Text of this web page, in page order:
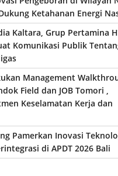
Ketahanan Energi
Kaltara, Grup Pertamina
Komunikasi Publik
Management
Field dan JOB Tomori ,
Keselamatan Kerja dan
Pamerkan Inovasi
di APDT 2026 Bali